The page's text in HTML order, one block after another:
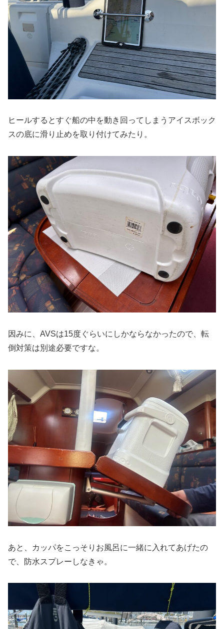
ヒールするとすぐ船の中を動き回ってしまうアイスボック
スの底に滑り止めを取り付けてみたり。
因みに、AVSは15度ぐらいにしかならなかったので、転
倒対策は別途必要ですな。
あと、カッパをこっそりお風呂に一緒に入れてあげたの
で、防水スプレーしなきゃ。